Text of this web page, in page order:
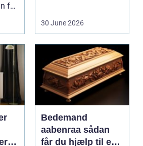
får
30 June 2026
Bedemand
aabenraa sådan
får du hjælp til en